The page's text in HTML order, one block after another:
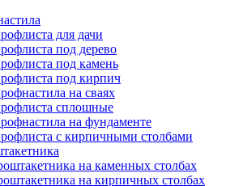
для дачи
под дерево
под камень
под кирпич
на сваях
сплошные
на фундаменте
с кирпичными столбами
на каменных столбах
на кирпичных столбах